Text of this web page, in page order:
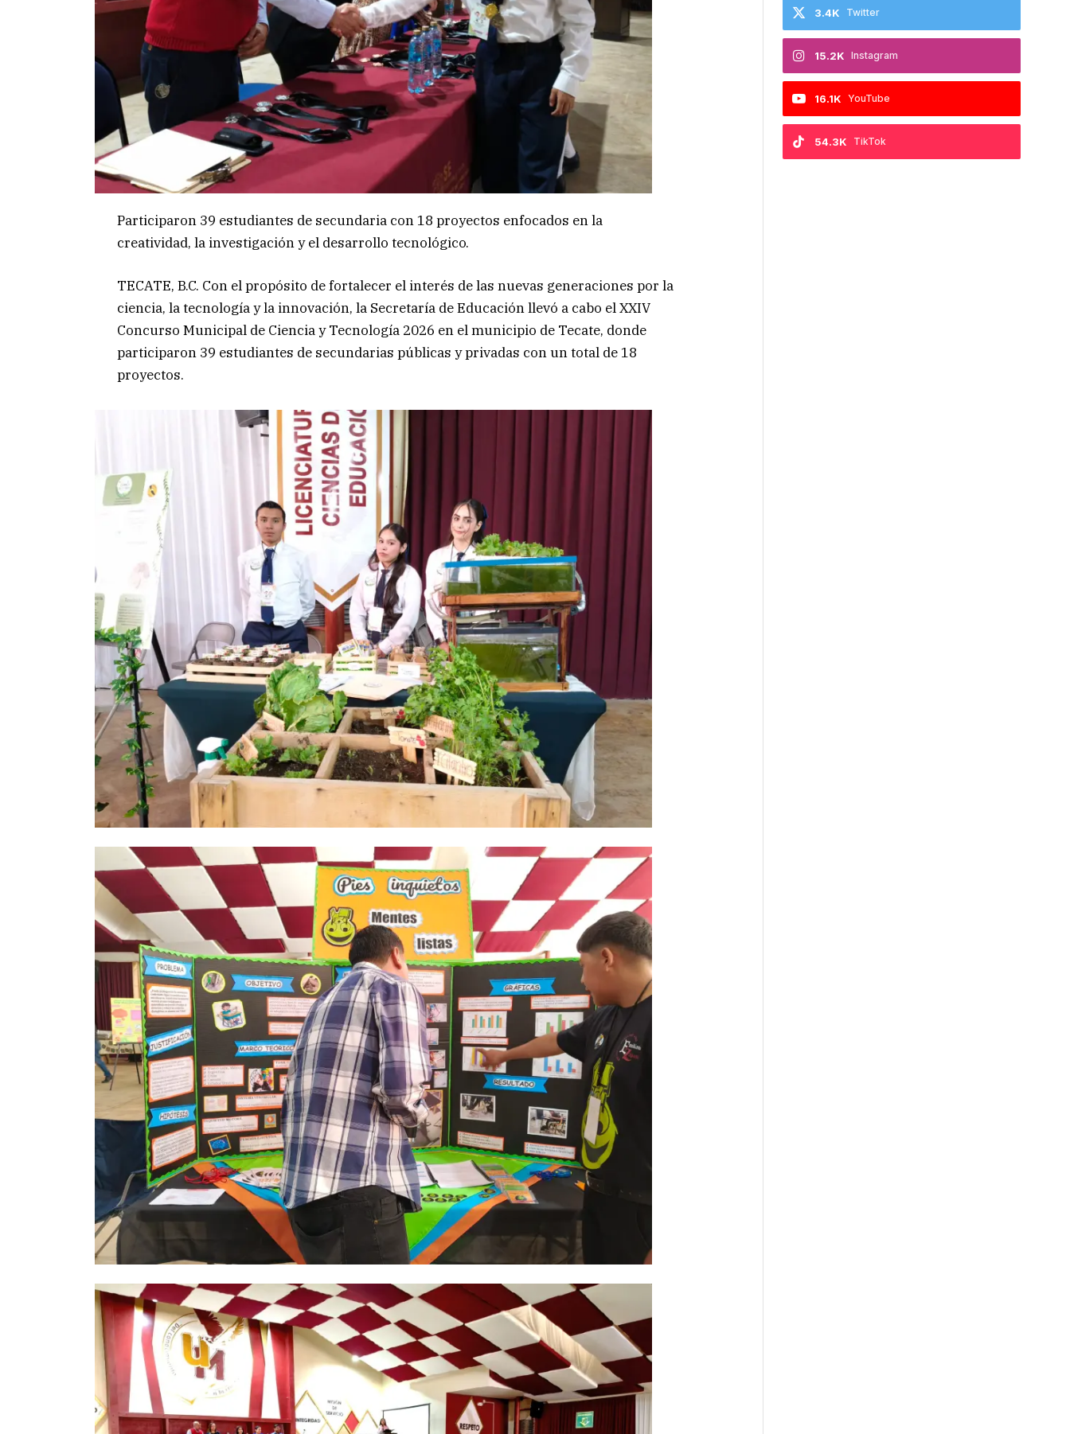
Participaron 39 estudiantes de secundaria con 18 proyectos enfocados en la
creatividad, la investigación y el desarrollo tecnológico.
TECATE, B.C. Con el propósito de fortalecer el interés de las nuevas generaciones por la
ciencia, la tecnología y la innovación, la Secretaría de Educación llevó a cabo el XXIV
Concurso Municipal de Ciencia y Tecnología 2026 en el municipio de Tecate, donde
participaron 39 estudiantes de secundarias públicas y privadas con un total de 18
proyectos.
Twitter
3.4K
Instagram
15.2K
YouTube
16.1K
TikTok
54.3K